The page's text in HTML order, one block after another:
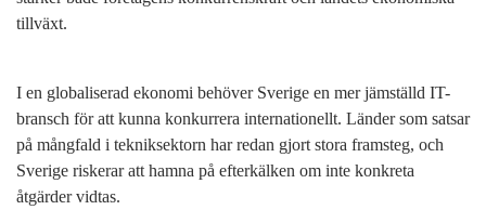
tillväxt.
I en globaliserad ekonomi behöver Sverige en mer jämställd IT-
bransch för att kunna konkurrera internationellt. Länder som satsar
på mångfald i tekniksektorn har redan gjort stora framsteg, och
Sverige riskerar att hamna på efterkälken om inte konkreta
åtgärder vidtas.